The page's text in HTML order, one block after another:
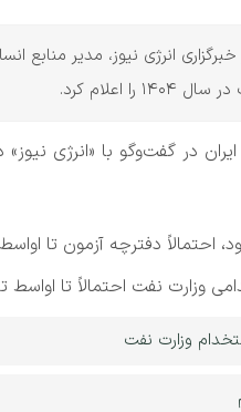
انرژی نیوز، مدیر منابع
اعلام کرد.
در گفت‌وگو با «انرژی نیوز»
احتمالاً دفترچه آزمون تا
وزارت نفت احتمالاً تا اواسط
وزارت نفت